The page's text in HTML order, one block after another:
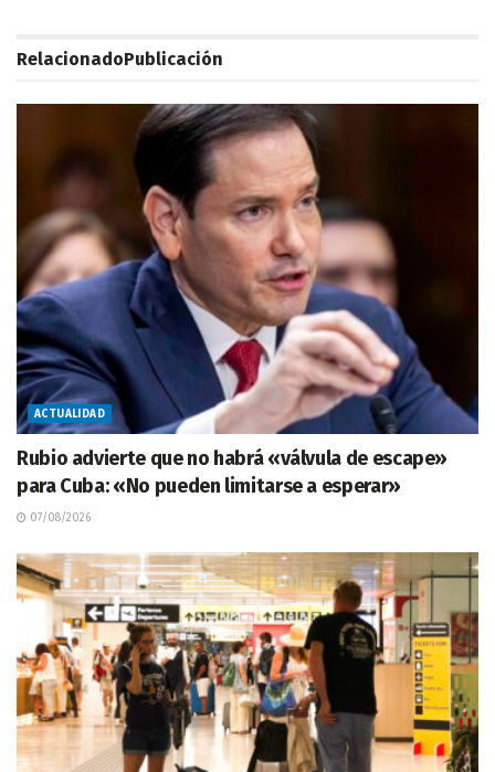
RelacionadoPublicación
ACTUALIDAD
Rubio advierte que no habrá «válvula de escape»
para Cuba: «No pueden limitarse a esperar»
07/08/2026